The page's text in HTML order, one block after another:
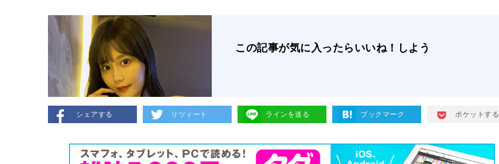
この記事が気に入ったらいいね！しよう
シェアする リツィート ラインを送る ブックマーク ポケットする